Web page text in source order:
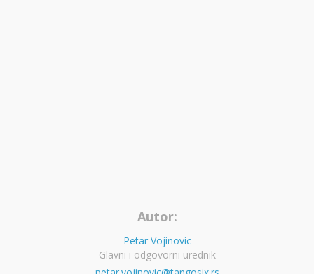
Autor:
Petar Vojinovic
Glavni i odgovorni urednik